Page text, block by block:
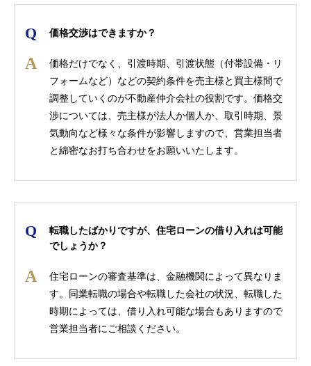
価格交渉はできますか？
価格だけでなく、引渡時期、引渡状態（付帯設備・リ
フォームなど）などの契約条件を売主様と買主様間で
調整していくのが不動産仲介会社の役割です。価格交
渉については、売主様が法人か個人か、取引時期、景
気動向など様々な条件が影響しますので、営業担当者
と綿密なお打ち合わせをお願いいたします。
転職したばかりですが、住宅ローンの借り入れは可能
でしょうか？
住宅ローンの審査基準は、金融機関によって異なりま
す。同業転職の場合や転職した会社の状況、転職した
時期によっては、借り入れ可能な場合もありますので
営業担当者にご相談ください。